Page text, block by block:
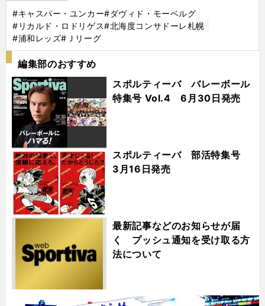
#キャスパー・ユンカー#ダヴィド・モーベルグ
#リカルド・ロドリゲス#北海度コンサドーレ札幌
#浦和レッズ#Ｊリーグ
編集部のおすすめ
スポルティーバ バレーボール
特集号 Vol.4 6月30日発売
スポルティーバ 部活特集号
3月16日発売
最新記事などのお知らせが届
く プッシュ通知を受け取る方
法について